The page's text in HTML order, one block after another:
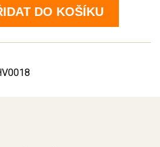
DO KOŠÍKU